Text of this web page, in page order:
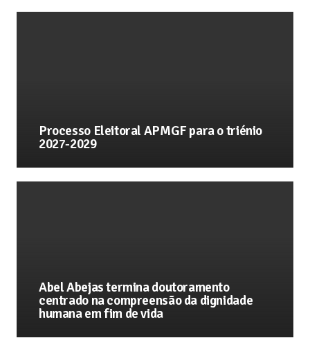
Processo Eleitoral APMGF para o triénio
2027-2029
Abel Abejas termina doutoramento
centrado na compreensão da dignidade
humana em fim de vida